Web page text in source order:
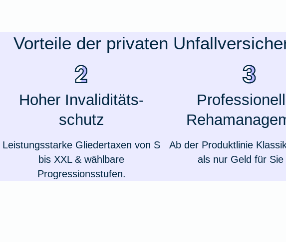
Vorteile der privaten
Hoher Invaliditäts-
schutz
Leistungsstarke Gliedertaxen von S
bis XXL & wählbare
Progressionsstufen.
Ab der Produktlinie
als nur Geld für Sie